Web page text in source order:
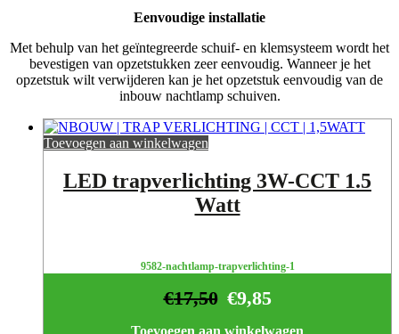
Eenvoudige installatie
Met behulp van het geïntegreerde schuif- en klemsysteem wordt het
bevestigen van opzetstukken zeer eenvoudig. Wanneer je het
opzetstuk wilt verwijderen kan je het opzetstuk eenvoudig van de
inbouw nachtlamp schuiven.
Toevoegen aan winkelwagen
LED trapverlichting 3W-CCT 1.5
Watt
9582-nachtlamp-trapverlichting-1
€9,85
€17,50
Toevoegen aan winkelwagen